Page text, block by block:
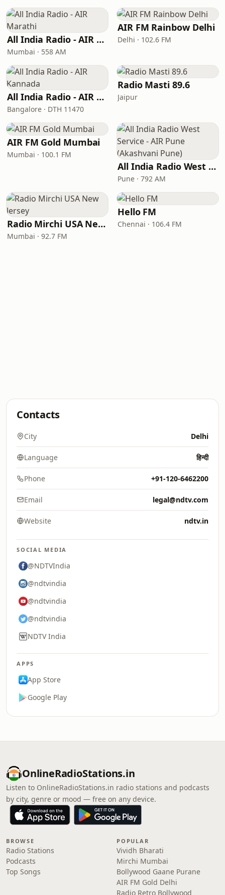
All India Radio - AIR Marathi
Mumbai · 558 AM
AIR FM Rainbow Delhi
Delhi · 102.6 FM
All India Radio - AIR Kannada
Bangalore · DTH 11470
Radio Masti 89.6
Jaipur
AIR FM Gold Mumbai
Mumbai · 100.1 FM
All India Radio West Service - AIR Pune (Akashvani Pune)
Pune · 792 AM
Radio Mirchi USA New Jersey
Mumbai · 92.7 FM
Hello FM
Chennai · 106.4 FM
Contacts
City Delhi
Language हिन्दी
Phone +91-120-6462200
Email legal@ndtv.com
Website ndtv.in
SOCIAL MEDIA
@NDTVIndia
@ndtvindia
@ndtvindia
@ndtvindia
NDTV India
APPS
App Store
Google Play
OnlineRadioStations.in
Listen to OnlineRadioStations.in radio stations and podcasts
by city, genre or mood — free on any device.
BROWSE
Radio Stations
Podcasts
Top Songs
POPULAR
Vividh Bharati
Mirchi Mumbai
Bollywood Gaane Purane
AIR FM Gold Delhi
Radio Retro Bollywood